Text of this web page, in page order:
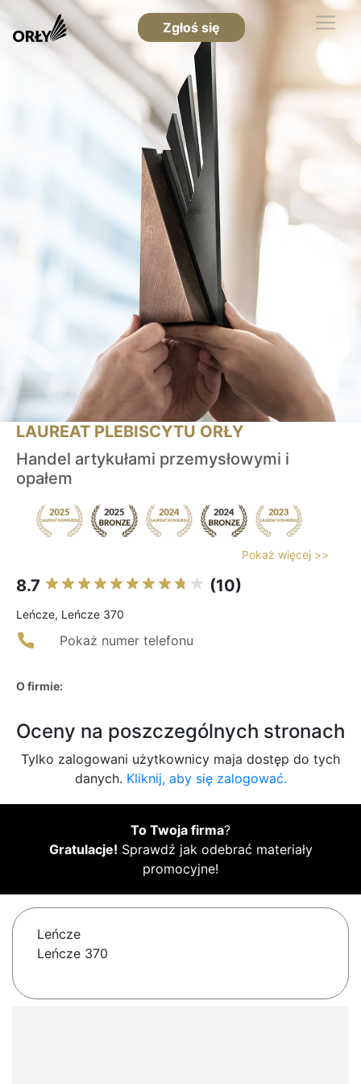
Zgłoś się
LAUREAT PLEBISCYTU ORŁY
Handel artykułami przemysłowymi i
opałem
Pokaż więcej >>
8.7 (10)
Leńcze, Leńcze 370
Pokaż numer telefonu
O firmie:
Oceny na poszczególnych stronach
Tylko zalogowani użytkownicy maja dostęp do tych
danych. Kliknij, aby się zalogować.
To Twoja firma?
Gratulacje! Sprawdź jak odebrać materiały
promocyjne!
Leńcze
Leńcze 370